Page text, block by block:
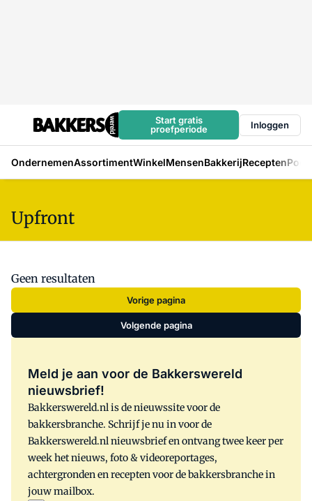
Start gratis
proefperiode
Inloggen
OndernemenAssortimentWinkelMensenBakkerijRecepten
Upfront
Geen resultaten
Vorige pagina
Volgende pagina
Meld je aan voor de Bakkerswereld
nieuwsbrief!
Bakkerswereld.nl is de nieuwssite voor de
bakkersbranche. Schrijf je nu in voor de
Bakkerswereld.nl nieuwsbrief en ontvang twee keer per
week het nieuws, foto & videoreportages,
achtergronden en recepten voor de bakkersbranche in
jouw mailbox.